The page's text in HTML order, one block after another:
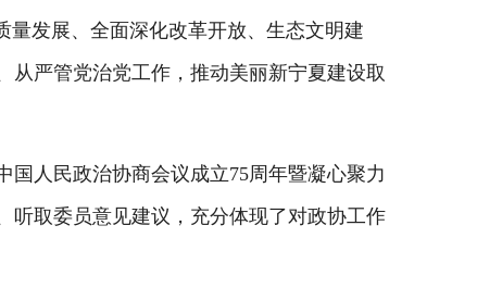
量发展、全面深化改革开放、生态文明建
从严管党治党工作，推动美丽新宁夏建设取
人民政治协商会议成立75周年暨凝心聚力
听取委员意见建议，充分体现了对政协工作